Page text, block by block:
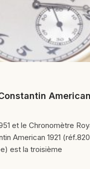
et le Chronomètre
American 1921
est la troisième